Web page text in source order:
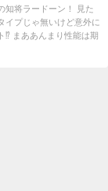
知将ラードーン！ 見た
イプじゃ無いけど意外に
⁉︎ まああんまり性能は期